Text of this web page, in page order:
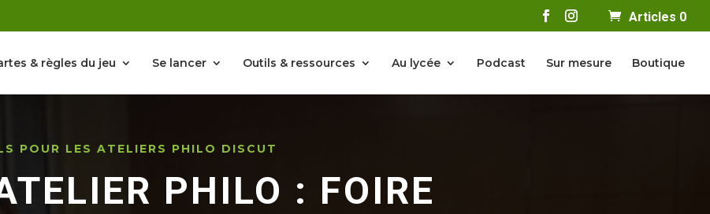
Articles 0
& règles du jeu Se lancer Outils & ressources Au lycée Podcast Sur mesure Boutique
POUR LES ATELIERS PHILO DISCUT
PHILO : FOIRE